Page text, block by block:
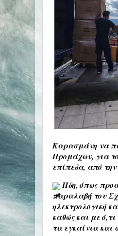
Καρασμάνη να
Προμάχων, για
επίπεδα, από
Ήδη, όπως
παραλαβή του
ηλεκτρολογική
καθώς και με
τα εγκαίνια και